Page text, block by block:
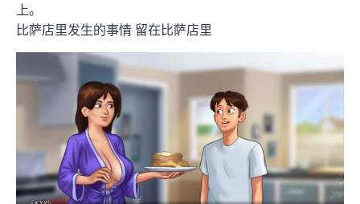
上。
比萨店里发生的事情 留在比萨店里